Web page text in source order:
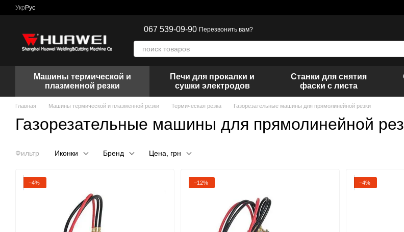
Перейти к основному контенту
Укр Рус
067 539-09-90 Перезвонить вам?
Машины термической и
плазменной резки
Печи для прокалки и
сушки электродов
Станки для снятия
фаски с листа
Главная Машины термической и плазменной резки Термическая резка Газорезательные машины для прямолинейной резки
Газорезательные машины для прямолинейной
Фильтр Иконки Бренд Цена, грн
−4% −12% −4%